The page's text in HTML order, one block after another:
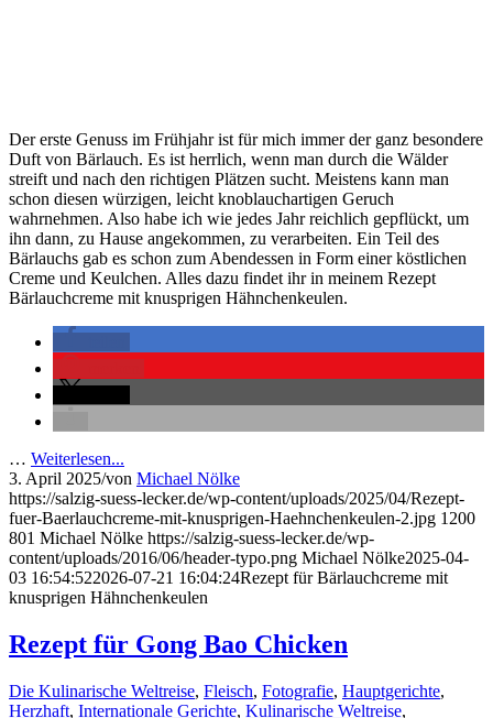
Der erste Genuss im Frühjahr ist für mich immer der ganz besondere
Duft von Bärlauch. Es ist herrlich, wenn man durch die Wälder
streift und nach den richtigen Plätzen sucht. Meistens kann man
schon diesen würzigen, leicht knoblauchartigen Geruch
wahrnehmen. Also habe ich wie jedes Jahr reichlich gepflückt, um
ihn dann, zu Hause angekommen, zu verarbeiten. Ein Teil des
Bärlauchs gab es schon zum Abendessen in Form einer köstlichen
Creme und Keulchen. Alles dazu findet ihr in meinem Rezept
Bärlauchcreme mit knusprigen Hähnchenkeulen.
… Weiterlesen...
3. April 2025/von Michael Nölke
https://salzig-suess-lecker.de/wp-content/uploads/2025/04/Rezept-
fuer-Baerlauchcreme-mit-knusprigen-Haehnchenkeulen-2.jpg 1200
801 Michael Nölke https://salzig-suess-lecker.de/wp-
content/uploads/2016/06/header-typo.png Michael Nölke2025-04-
03 16:54:522026-07-21 16:04:24Rezept für Bärlauchcreme mit
knusprigen Hähnchenkeulen
Rezept für Gong Bao Chicken
Die Kulinarische Weltreise, Fleisch, Fotografie, Hauptgerichte,
Herzhaft, Internationale Gerichte, Kulinarische Weltreise,